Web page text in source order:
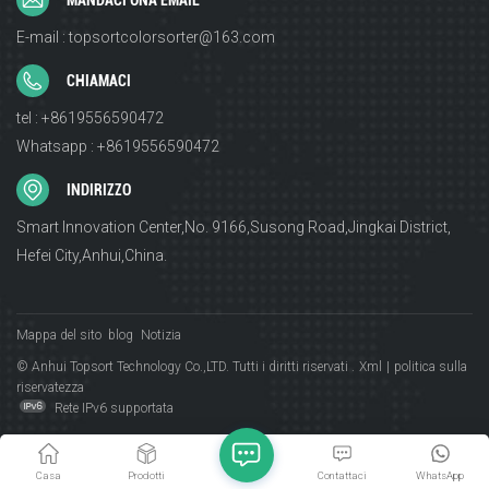
classificatore di colori potrebbe avere difficoltà. - Texture
della superficie: la finitura lucida o opaca può influire sulla
Soluzioni per la selezione di materiali multipli -
Ordinamento multispettrale: utilizza telecamere NIR + RGB
plastiche). IA + Visione artificiale: addestra il selezionatore
a riconoscere sottili differenze oltre al colore. 4. Casi di
E-mail : topsortcolorsorter@163.com
CHIAMACI
tel : +8619556590472
Whatsapp : +8619556590472
INDIRIZZO
Smart Innovation Center,No. 9166,Susong Road,Jingkai District,
Hefei City,Anhui,China.
Mappa del sito blog Notizia
© Anhui Topsort Technology Co.,LTD. Tutti i diritti riservati . Xml
politica sulla
riservatezza
Rete IPv6 supportata
Casa Prodotti WhatsApp
Contattaci